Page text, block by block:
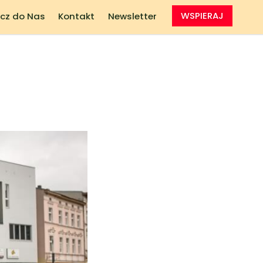
do Nas Kontakt Newsletter WSPIERAJ